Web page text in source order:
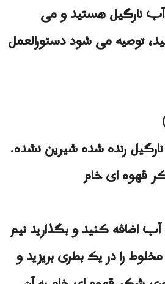
آب نارگیل هستید و می
توصیه می شود دستورالعمل
آب اضافه کنید و بگذارید نیم
را در یک بطری بریزید و